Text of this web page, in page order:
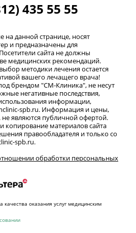
435 55 55
данной странице, носят
и предназначены для
сайта не должны
медицинских рекомендаций.
методики лечения остается
вашего лечащего врача!
брендом "СМ-Клиника", не несут
негативные последствия,
информации,
spb.ru. Информация и цены,
не являются публичной офертой.
копирование материалов сайта
правообладателя и только со
spb.ru.
обработки персональных
качества оказания услуг медицинским